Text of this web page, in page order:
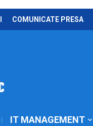
COMUNICATE PRESA
IT MANAGEMENT